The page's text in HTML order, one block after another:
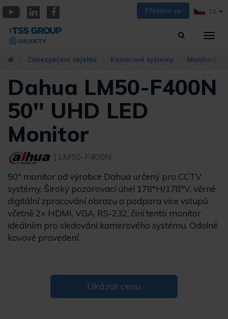
Přejít
k
hlavnímu
obsahu
Přihlásit se CZ
Vyhledávání
OBJEKTY
Zabezpečení objektů Kamerové systémy Monitory
Dahua LM50-F400N
50'' UHD LED
Monitor
| LM50-F400N
50" monitor od výrobce Dahua určený pro CCTV
systémy. Široký pozorovací úhel 178°H/178°V, věrné
digitální zpracování obrazu a podpora více vstupů
včetně 2× HDMI, VGA, RS-232, činí tento monitor
ideálním pro sledování kamerového systému. Odolné
kovové provedení.
Ukázat cenu